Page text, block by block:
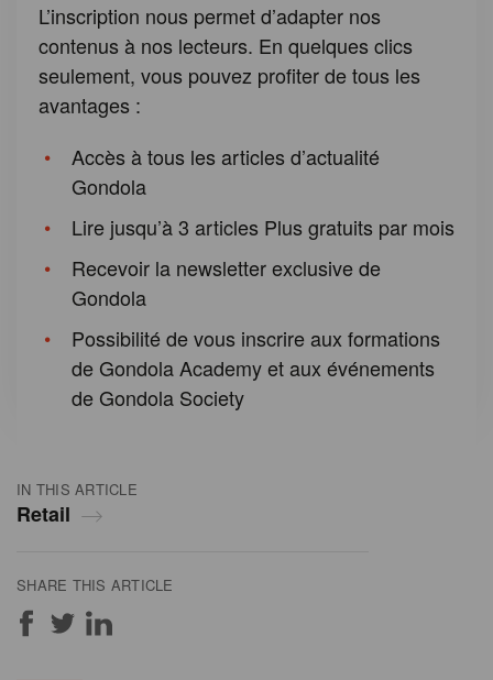
IN THIS ARTICLE
Retail
SHARE THIS ARTICLE
L’inscription nous permet d’adapter nos
contenus à nos lecteurs. En quelques clics
seulement, vous pouvez profiter de tous les
avantages :
Accès à tous les articles d’actualité
Gondola
Lire jusqu’à 3 articles Plus gratuits par mois
Recevoir la newsletter exclusive de
Gondola
Possibilité de vous inscrire aux formations
de Gondola Academy et aux événements
de Gondola Society